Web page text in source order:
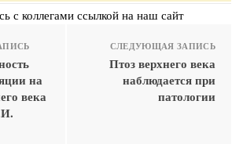
с коллегами ссылкой на наш сайт
на
века
СЛЕДУЮЩАЯ ЗАПИСЬ
Птоз верхнего века
наблюдается при
патологии